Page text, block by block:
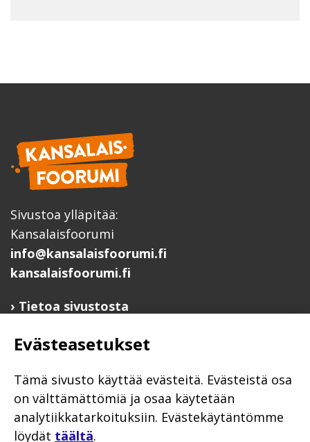
Sivustoa ylläpitää:
Kansalaisfoorumi
info@kansalaisfoorumi.fi
kansalaisfoorumi.fi
Tietoa sivustosta
Ilmoita järjestösi järjestöhakemistoon
Järjestötietäjä-testi
Anna palautetta
Saavutettavuusseloste
Evästekäytännöt
Evästeasetukset
Tämä sivusto käyttää evästeitä. Evästeistä osa
on välttämättömiä ja osaa käytetään
analytiikkatarkoituksiin. Evästekäytäntömme
löydät täältä.